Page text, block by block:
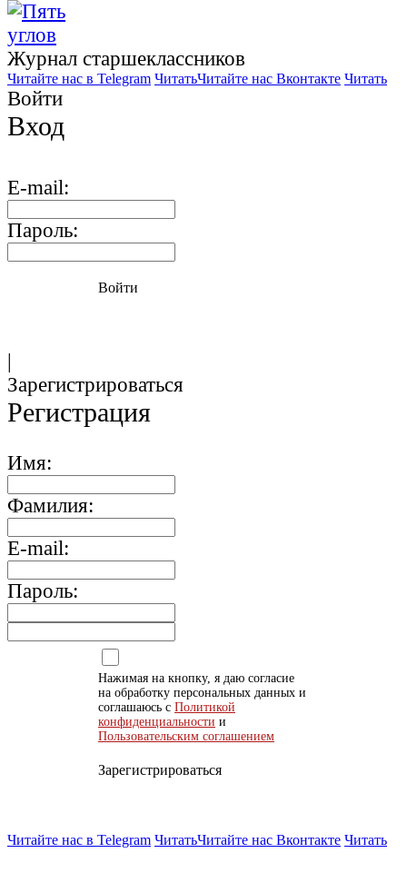
Журнал старшекласcников
Читайте нас в Telegram ЧитатьЧитайте нас Вконтакте Читать
Войти
Вход
E-mail:
Пароль:
Войти
|
Зарегистрироваться
Регистрация
Имя:
Фамилия:
E-mail:
Пароль:
Нажимая на кнопку, я даю согласие
на обработку персональных данных и
соглашаюсь с Политикой
конфиденциальности и
Пользовательским соглашением
Зарегистрироваться
Читайте нас в Telegram ЧитатьЧитайте нас Вконтакте Читать